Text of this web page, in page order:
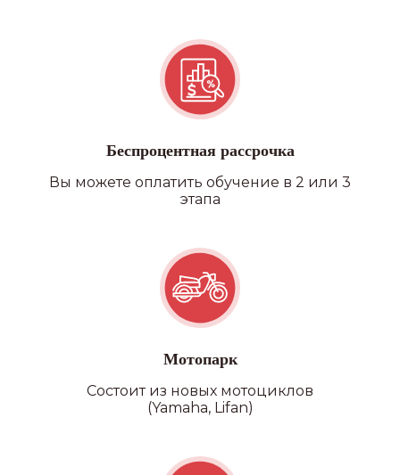
Беспроцентная рассрочка
Вы можете оплатить обучение в 2 или 3
этапа
Мотопарк
Состоит из новых мотоциклов
(Yamaha, Lifan)
Категория D